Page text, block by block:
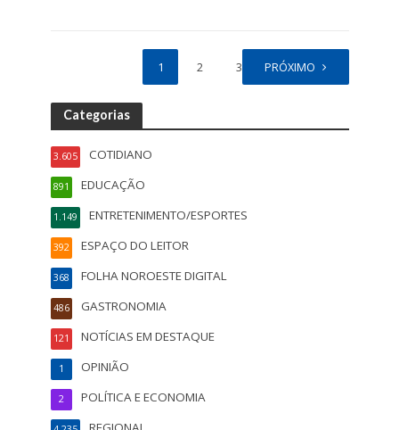
1 2 3 PRÓXIMO
Categorias
COTIDIANO
3.605
EDUCAÇÃO
891
ENTRETENIMENTO/ESPORTES
1.149
ESPAÇO DO LEITOR
392
FOLHA NOROESTE DIGITAL
368
GASTRONOMIA
486
NOTÍCIAS EM DESTAQUE
121
OPINIÃO
1
POLÍTICA E ECONOMIA
2